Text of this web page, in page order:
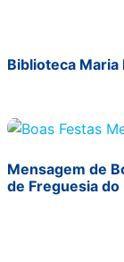
Biblioteca
Mensagem de
de Freguesia do